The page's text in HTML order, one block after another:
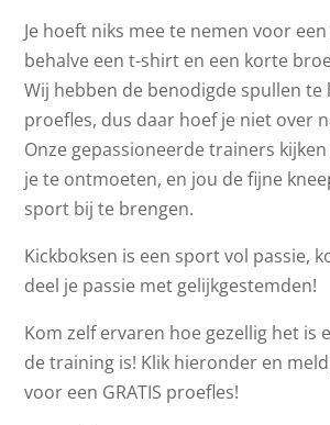
Je hoeft niks mee te nemen voor
behalve een t-shirt en een korte
Wij hebben de benodigde spullen te
proefles, dus daar hoef je niet over
Onze gepassioneerde trainers
je te ontmoeten, en jou de fijne
sport bij te brengen.
Kickboksen is een sport vol passie,
deel je passie met gelijkgestemden!
Kom zelf ervaren hoe gezellig het is
de training is! Klik hieronder en
voor een GRATIS proefles!